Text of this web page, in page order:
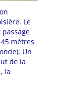
Le
mètres
Un
de la
la